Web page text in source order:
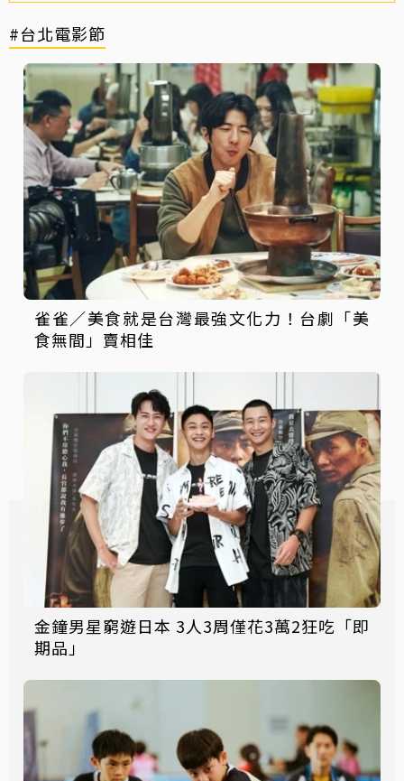
#台北電影節
雀雀／美食就是台灣最強文化力！台劇「美
食無間」賣相佳
金鐘男星窮遊日本 3人3周僅花3萬2狂吃「即
期品」